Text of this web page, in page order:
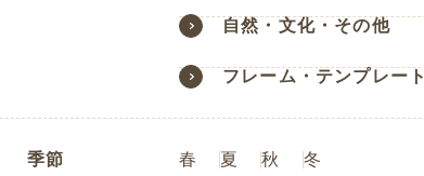
自然・文化・その他
フレーム・テンプレート
季節 春 夏 秋 冬